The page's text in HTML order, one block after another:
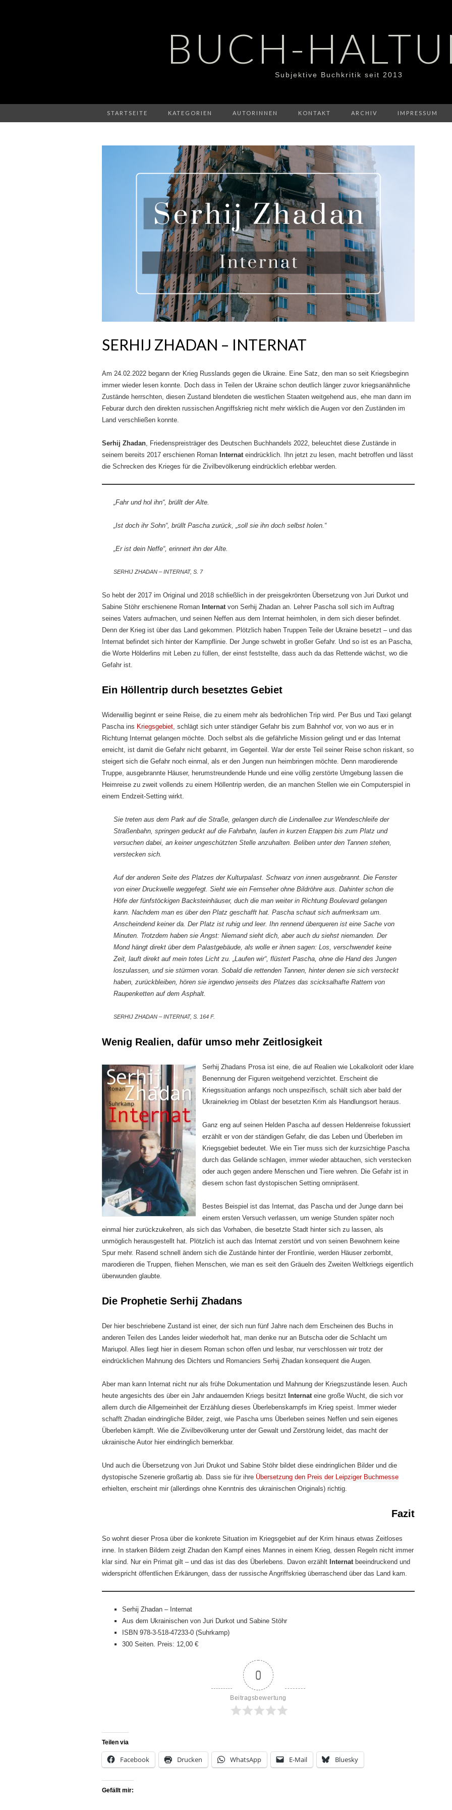
BUCH-
Subjektive Buchkritik seit 2013
STARTSEITE KATEGORIEN AUTORINNEN KONTAKT ARCHIV IMPRESSUM
SERHIJ ZHADAN – INTERNAT
Am 24.02.2022 begann der Krieg Russlands gegen die Ukraine. Eine Satz, den man so seit Kriegsbeginn
immer wieder lesen konnte. Doch dass in Teilen der Ukraine schon deutlich länger zuvor kriegsanähnliche
Zustände herrschten, diesen Zustand blendeten die westlichen Staaten weitgehend aus, ehe man dann im
Feburar durch den direkten russischen Angriffskrieg nicht mehr wirklich die Augen vor den Zuständen im
Land verschließen konnte.
Serhij Zhadan, Friedenspreisträger des Deutschen Buchhandels 2022, beleuchtet diese Zustände in
seinem bereits 2017 erschienen Roman Internat eindrücklich. Ihn jetzt zu lesen, macht betroffen und lässt
die Schrecken des Krieges für die Zivilbevölkerung eindrücklich erlebbar werden.
„Fahr und hol ihn“, brüllt der Alte.
„Ist doch ihr Sohn“, brüllt Pascha zurück, „soll sie ihn doch selbst holen.“
„Er ist dein Neffe“, erinnert ihn der Alte.
SERHIJ ZHADAN – INTERNAT, S. 7
So hebt der 2017 im Original und 2018 schließlich in der preisgekrönten Übersetzung von Juri Durkot und
Sabine Stöhr erschienene Roman Internat von Serhij Zhadan an. Lehrer Pascha soll sich im Auftrag
seines Vaters aufmachen, und seinen Neffen aus dem Internat heimholen, in dem sich dieser befindet.
Denn der Krieg ist über das Land gekommen. Plötzlich haben Truppen Teile der Ukraine besetzt – und das
Internat befindet sich hinter der Kampflinie. Der Junge schwebt in großer Gefahr. Und so ist es an Pascha,
die Worte Hölderlins mit Leben zu füllen, der einst feststellte, dass auch da das Rettende wächst, wo die
Gefahr ist.
Ein Höllentrip durch besetztes Gebiet
Widerwillig beginnt er seine Reise, die zu einem mehr als bedrohlichen Trip wird. Per Bus und Taxi gelangt
Pascha ins Kriegsgebiet, schlägt sich unter ständiger Gefahr bis zum Bahnhof vor, von wo aus er in
Richtung Internat gelangen möchte. Doch selbst als die gefährliche Mission gelingt und er das Internat
erreicht, ist damit die Gefahr nicht gebannt, im Gegenteil. War der erste Teil seiner Reise schon riskant, so
steigert sich die Gefahr noch einmal, als er den Jungen nun heimbringen möchte. Denn marodierende
Truppe, ausgebrannte Häuser, herumstreundende Hunde und eine völlig zerstörte Umgebung lassen die
Heimreise zu zweit vollends zu einem Höllentrip werden, die an manchen Stellen wie ein Computerspiel in
einem Endzeit-Setting wirkt.
Sie treten aus dem Park auf die Straße, gelangen durch die Lindenallee zur Wendeschleife der
Straßenbahn, springen geduckt auf die Fahrbahn, laufen in kurzen Etappen bis zum Platz und
versuchen dabei, an keiner ungeschützten Stelle anzuhalten. Beliben unter den Tannen stehen,
verstecken sich.
Auf der anderen Seite des Platzes der Kulturpalast. Schwarz von innen ausgebrannt. Die Fenster
von einer Druckwelle weggefegt. Sieht wie ein Fernseher ohne Bildröhre aus. Dahinter schon die
Höfe der fünfstöckigen Backsteinhäuser, duch die man weiter in Richtung Boulevard gelangen
kann. Nachdem man es über den Platz geschafft hat. Pascha schaut sich aufmerksam um.
Anscheindend keiner da. Der Platz ist ruhig und leer. Ihn rennend überqueren ist eine Sache von
Minuten. Trotzdem haben sie Angst: Niemand sieht dich, aber auch du siehst niemanden. Der
Mond hängt direkt über dem Palastgebäude, als wolle er ihnen sagen: Los, verschwendet keine
Zeit, lauft direkt auf mein totes Licht zu. „Laufen wir“, flüstert Pascha, ohne die Hand des Jungen
loszulassen, und sie stürmen voran. Sobald die rettenden Tannen, hinter denen sie sich versteckt
haben, zurückbleiben, hören sie irgendwo jenseits des Platzes das scicksalhafte Rattern von
Raupenketten auf dem Asphalt.
SERHIJ ZHADAN – INTERNAT, S. 164 F.
Wenig Realien, dafür umso mehr Zeitlosigkeit
Serhij Zhadans Prosa ist eine, die auf Realien wie Lokalkolorit oder klare
Benennung der Figuren weitgehend verzichtet. Erscheint die
Kriegssituation anfangs noch unspezifisch, schält sich aber bald der
Ukrainekrieg im Oblast der besetzten Krim als Handlungsort heraus.
Ganz eng auf seinen Helden Pascha auf dessen Heldenreise fokussiert
erzählt er von der ständigen Gefahr, die das Leben und Überleben im
Kriegsgebiet bedeutet. Wie ein Tier muss sich der kurzsichtige Pascha
durch das Gelände schlagen, immer wieder abtauchen, sich verstecken
oder auch gegen andere Menschen und Tiere wehren. Die Gefahr ist in
diesem schon fast dystopischen Setting omnipräsent.
Bestes Beispiel ist das Internat, das Pascha und der Junge dann bei
einem ersten Versuch verlassen, um wenige Stunden später noch
einmal hier zurückzukehren, als sich das Vorhaben, die besetzte Stadt hinter sich zu lassen, als
unmöglich herausgestellt hat. Plötzlich ist auch das Internat zerstört und von seinen Bewohnern keine
Spur mehr. Rasend schnell ändern sich die Zustände hinter der Frontlinie, werden Häuser zerbombt,
marodieren die Truppen, fliehen Menschen, wie man es seit den Gräueln des Zweiten Weltkriegs eigentlich
überwunden glaubte.
Die Prophetie Serhij Zhadans
Der hier beschriebene Zustand ist einer, der sich nun fünf Jahre nach dem Erscheinen des Buchs in
anderen Teilen des Landes leider wiederholt hat, man denke nur an Butscha oder die Schlacht um
Mariupol. Alles liegt hier in diesem Roman schon offen und lesbar, nur verschlossen wir trotz der
eindrücklichen Mahnung des Dichters und Romanciers Serhij Zhadan konsequent die Augen.
Aber man kann Internat nicht nur als frühe Dokumentation und Mahnung der Kriegszustände lesen. Auch
heute angesichts des über ein Jahr andauernden Kriegs besitzt Internat eine große Wucht, die sich vor
allem durch die Allgemeinheit der Erzählung dieses Überlebenskampfs im Krieg speist. Immer wieder
schafft Zhadan eindringliche Bilder, zeigt, wie Pascha ums Überleben seines Neffen und sein eigenes
Überleben kämpft. Wie die Zivilbevölkerung unter der Gewalt und Zerstörung leidet, das macht der
ukrainische Autor hier eindringlich bemerkbar.
Und auch die Übersetzung von Juri Drukot und Sabine Stöhr bildet diese eindringlichen Bilder und die
dystopische Szenerie großartig ab. Dass sie für ihre Übersetzung den Preis der Leipziger Buchmesse
erhielten, erscheint mir (allerdings ohne Kenntnis des ukrainischen Originals) richtig.
Fazit
So wohnt dieser Prosa über die konkrete Situation im Kriegsgebiet auf der Krim hinaus etwas Zeitloses
inne. In starken Bildern zeigt Zhadan den Kampf eines Mannes in einem Krieg, dessen Regeln nicht immer
klar sind. Nur ein Primat gilt – und das ist das des Überlebens. Davon erzählt Internat beeindruckend und
widerspricht öffentlichen Erkärungen, dass der russische Angriffskrieg überraschend über das Land kam.
Serhij Zhadan – Internat
Aus dem Ukrainischen von Juri Durkot und Sabine Stöhr
ISBN 978-3-518-47233-0 (Suhrkamp)
300 Seiten. Preis: 12,00 €
0
Beitragsbewertung
Teilen via
Facebook Drucken WhatsApp E-Mail Bluesky
Gefällt mir: